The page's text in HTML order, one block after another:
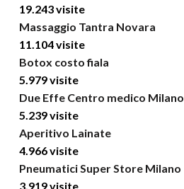
19.243 visite
Massaggio Tantra Novara
11.104 visite
Botox costo fiala
5.979 visite
Due Effe Centro medico Milano
5.239 visite
Aperitivo Lainate
4.966 visite
Pneumatici Super Store Milano
3.919 visite